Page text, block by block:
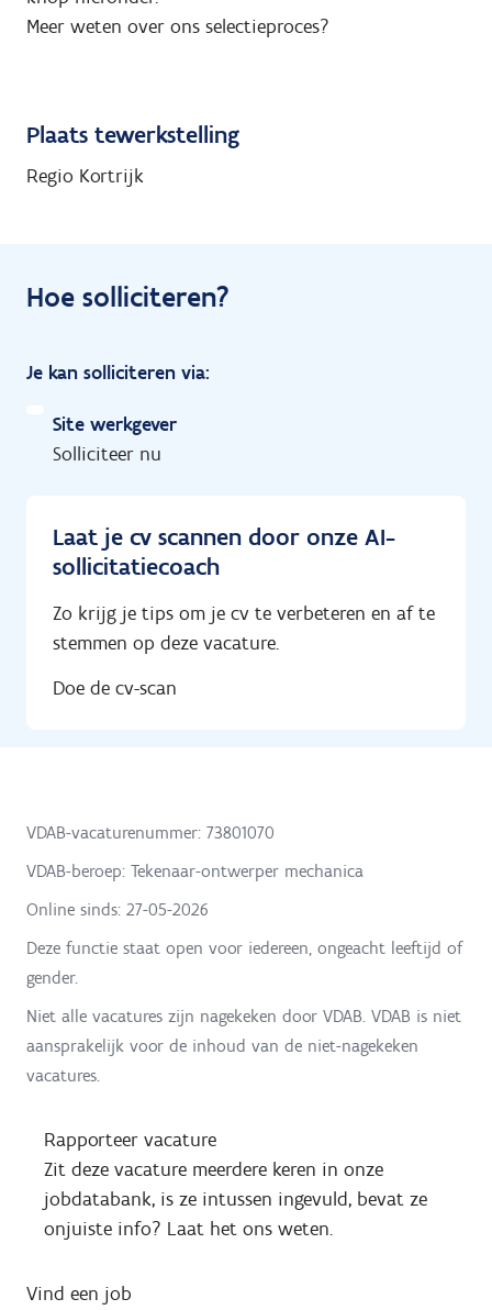
Meer weten over ons selectieproces?
Plaats tewerkstelling
Regio Kortrijk
Hoe solliciteren?
Je kan solliciteren via:
Site werkgever
Solliciteer nu
Laat je cv scannen door onze AI-
sollicitatiecoach
Zo krijg je tips om je cv te verbeteren en af te
stemmen op deze vacature.
Doe de cv-scan
VDAB-vacaturenummer: 73801070
VDAB-beroep: Tekenaar-ontwerper mechanica
Online sinds: 27-05-2026
Deze functie staat open voor iedereen, ongeacht leeftijd of
gender.
Niet alle vacatures zijn nagekeken door VDAB. VDAB is niet
aansprakelijk voor de inhoud van de niet-nagekeken
vacatures.
Rapporteer vacature
Zit deze vacature meerdere keren in onze
jobdatabank, is ze intussen ingevuld, bevat ze
onjuiste info? Laat het ons weten.
Vind een job